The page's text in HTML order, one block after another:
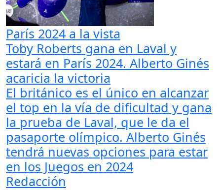
París 2024 a la vista
Toby Roberts gana en Laval y
estará en París 2024. Alberto Ginés
acaricia la victoria
El británico es el único en alcanzar
el top en la vía de dificultad y gana
la prueba de Laval, que le da el
pasaporte olímpico. Alberto Ginés
tendrá nuevas opciones para estar
en los Juegos en 2024
Redacción